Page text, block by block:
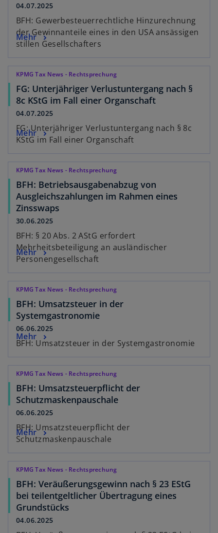
04.07.2025
BFH: Gewerbesteuerrechtliche Hinzurechnung
der Gewinnanteile eines in den USA ansässigen
stillen Gesellschafters
Mehr
KPMG Tax News - Rechtsprechung
FG: Unterjähriger Verlustuntergang nach §
8c KStG im Fall einer Organschaft
04.07.2025
FG: Unterjähriger Verlustuntergang nach § 8c
KStG im Fall einer Organschaft
Mehr
KPMG Tax News - Rechtsprechung
BFH: Betriebsausgabenabzug von
Ausgleichszahlungen im Rahmen eines
Zinsswaps
30.06.2025
BFH: § 20 Abs. 2 AStG erfordert
Mehrheitsbeteiligung an ausländischer
Personengesellschaft
Mehr
KPMG Tax News - Rechtsprechung
BFH: Umsatzsteuer in der
Systemgastronomie
06.06.2025
BFH: Umsatzsteuer in der Systemgastronomie
Mehr
KPMG Tax News - Rechtsprechung
BFH: Umsatzsteuerpflicht der
Schutzmaskenpauschale
06.06.2025
BFH: Umsatzsteuerpflicht der
Schutzmaskenpauschale
Mehr
KPMG Tax News - Rechtsprechung
BFH: Veräußerungsgewinn nach § 23 EStG
bei teilentgeltlicher Übertragung eines
Grundstücks
04.06.2025